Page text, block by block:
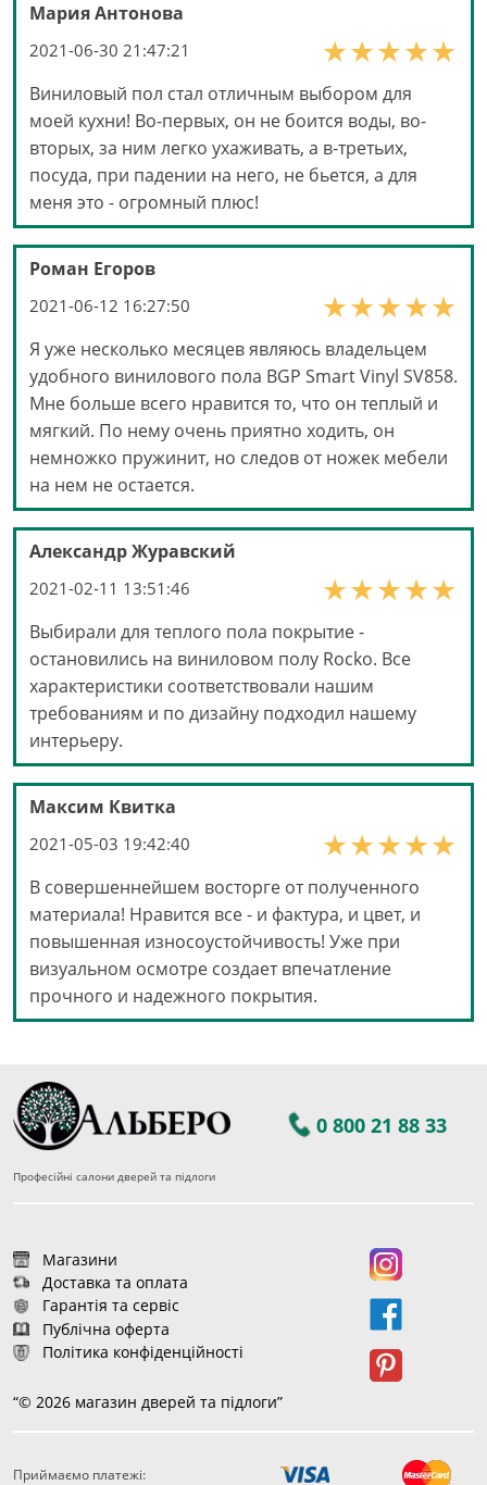
Мария Антонова
2021-06-30 21:47:21
Виниловый пол стал отличным выбором для
моей кухни! Во-первых, он не боится воды, во-
вторых, за ним легко ухаживать, а в-третьих,
посуда, при падении на него, не бьется, а для
меня это - огромный плюс!
Роман Егоров
2021-06-12 16:27:50
Я уже несколько месяцев являюсь владельцем
удобного винилового пола BGP Smart Vinyl SV858.
Мне больше всего нравится то, что он теплый и
мягкий. По нему очень приятно ходить, он
немножко пружинит, но следов от ножек мебели
на нем не остается.
Александр Журавский
2021-02-11 13:51:46
Выбирали для теплого пола покрытие -
остановились на виниловом полу Rocko. Все
характеристики соответствовали нашим
требованиям и по дизайну подходил нашему
интерьеру.
Максим Квитка
2021-05-03 19:42:40
В совершеннейшем восторге от полученного
материала! Нравится все - и фактура, и цвет, и
повышенная износоустойчивость! Уже при
визуальном осмотре создает впечатление
прочного и надежного покрытия.
0 800 21 88 33
Професійні салони дверей та підлоги
Магазини
Доставка та оплата
Гарантія та сервіс
Публічна оферта
Політика конфіденційності
“© 2026 магазин дверей та підлоги”
Приймаємо платежі: